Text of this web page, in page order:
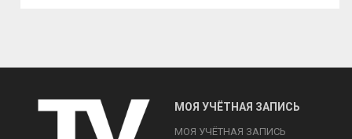
МОЯ УЧЁТНАЯ ЗАПИСЬ
МОЯ УЧЁТНАЯ ЗАПИСЬ